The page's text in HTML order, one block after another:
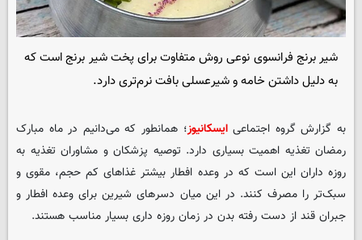
شیر برنج فرانسوی نوعی روش متفاوت برای پخت شیر برنج است که
به دلیل داشتن خامه و شیرعسلی بافت نرم‌تری دارد.
به گزارش گروه اجتماعیایسکانیوز؛ همانطور که می‌دانیم در ماه مبارک
رمضان تغذیه اهمیت بسیاری دارد. توصیه پزشکان و مشاوران تغذیه به
روزه داران این است که در وعده افطار بیشتر غذاهای کم حجم، مقوی و
سبک‌تر را مصرف کنند. در این میان دسرهای شیرین برای وعده افطار و
جبران قند از دست رفته بدن در زمان روزه داری بسیار مناسب هستند.